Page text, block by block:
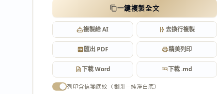
一鍵複製全文
複製給 AI 去換行複製
匯出 PDF 精美列印
下載 Word 下載 .md
列印含信箋底紋（關閉＝純淨白底）